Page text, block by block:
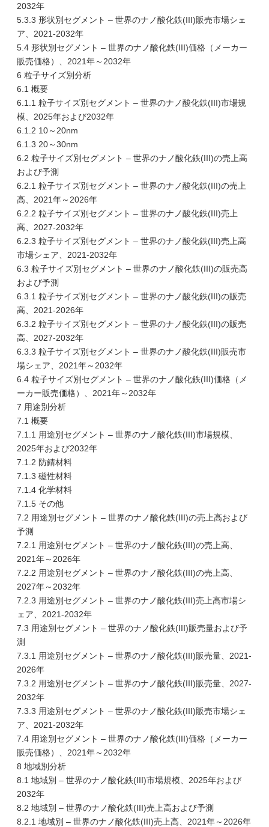
2032年
5.3.3 形状別セグメント – 世界のナノ酸化鉄(III)販売市場シェ
ア、2021-2032年
5.4 形状別セグメント – 世界のナノ酸化鉄(III)価格（メーカー
販売価格）、2021年～2032年
6 粒子サイズ別分析
6.1 概要
6.1.1 粒子サイズ別セグメント – 世界のナノ酸化鉄(III)市場規
模、2025年および2032年
6.1.2 10～20nm
6.1.3 20～30nm
6.2 粒子サイズ別セグメント – 世界のナノ酸化鉄(III)の売上高
および予測
6.2.1 粒子サイズ別セグメント – 世界のナノ酸化鉄(III)の売上
高、2021年～2026年
6.2.2 粒子サイズ別セグメント – 世界のナノ酸化鉄(III)売上
高、2027-2032年
6.2.3 粒子サイズ別セグメント – 世界のナノ酸化鉄(III)売上高
市場シェア、2021-2032年
6.3 粒子サイズ別セグメント – 世界のナノ酸化鉄(III)の販売高
および予測
6.3.1 粒子サイズ別セグメント – 世界のナノ酸化鉄(III)の販売
高、2021-2026年
6.3.2 粒子サイズ別セグメント – 世界のナノ酸化鉄(III)の販売
高、2027-2032年
6.3.3 粒子サイズ別セグメント – 世界のナノ酸化鉄(III)販売市
場シェア、2021年～2032年
6.4 粒子サイズ別セグメント – 世界のナノ酸化鉄(III)価格（メ
ーカー販売価格）、2021年～2032年
7 用途別分析
7.1 概要
7.1.1 用途別セグメント – 世界のナノ酸化鉄(III)市場規模、
2025年および2032年
7.1.2 防錆材料
7.1.3 磁性材料
7.1.4 化学材料
7.1.5 その他
7.2 用途別セグメント – 世界のナノ酸化鉄(III)の売上高および
予測
7.2.1 用途別セグメント – 世界のナノ酸化鉄(III)の売上高、
2021年～2026年
7.2.2 用途別セグメント – 世界のナノ酸化鉄(III)の売上高、
2027年～2032年
7.2.3 用途別セグメント – 世界のナノ酸化鉄(III)売上高市場シ
ェア、2021-2032年
7.3 用途別セグメント – 世界のナノ酸化鉄(III)販売量および予
測
7.3.1 用途別セグメント – 世界のナノ酸化鉄(III)販売量、2021-
2026年
7.3.2 用途別セグメント – 世界のナノ酸化鉄(III)販売量、2027-
2032年
7.3.3 用途別セグメント – 世界のナノ酸化鉄(III)販売市場シェ
ア、2021-2032年
7.4 用途別セグメント – 世界のナノ酸化鉄(III)価格（メーカー
販売価格）、2021年～2032年
8 地域別分析
8.1 地域別 – 世界のナノ酸化鉄(III)市場規模、2025年および
2032年
8.2 地域別 – 世界のナノ酸化鉄(III)売上高および予測
8.2.1 地域別 – 世界のナノ酸化鉄(III)売上高、2021年～2026年